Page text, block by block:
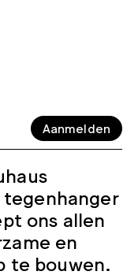
Aanmelden
ons allen
en
te bouwen.